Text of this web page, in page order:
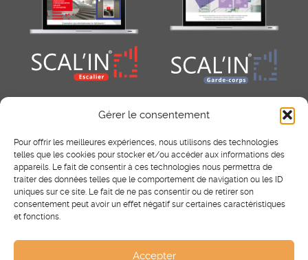
Gérer le consentement
Pour offrir les meilleures expériences, nous utilisons des technologies
telles que les cookies pour stocker et/ou accéder aux informations des
appareils. Le fait de consentir à ces technologies nous permettra de
traiter des données telles que le comportement de navigation ou les ID
uniques sur ce site. Le fait de ne pas consentir ou de retirer son
consentement peut avoir un effet négatif sur certaines caractéristiques
et fonctions.
Accepter
Facebook
Instagram
Pinterest